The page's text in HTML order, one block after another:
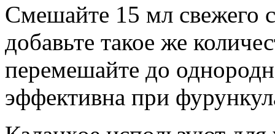
Смешайте 15 мл свежего
добавьте такое же
перемешайте до
эффективна при